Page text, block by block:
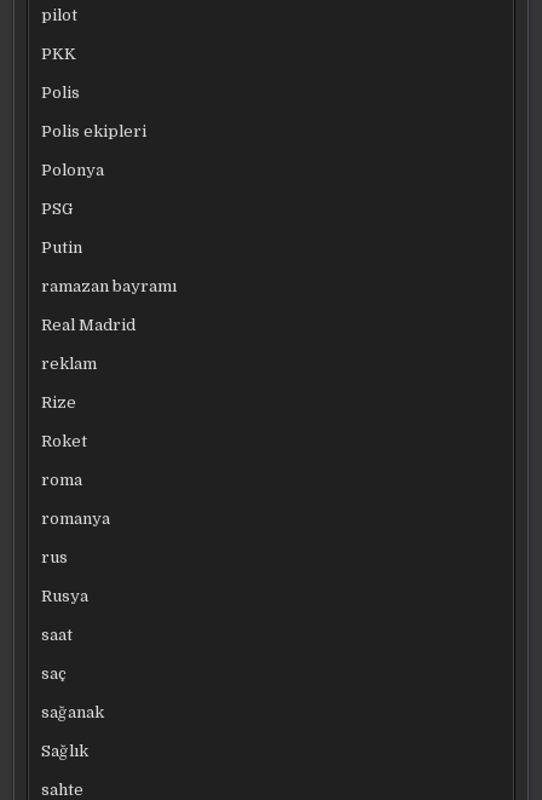
pilot
PKK
Polis
Polis ekipleri
Polonya
PSG
Putin
ramazan bayramı
Real Madrid
reklam
Rize
Roket
roma
romanya
rus
Rusya
saat
saç
sağanak
Sağlık
sahte